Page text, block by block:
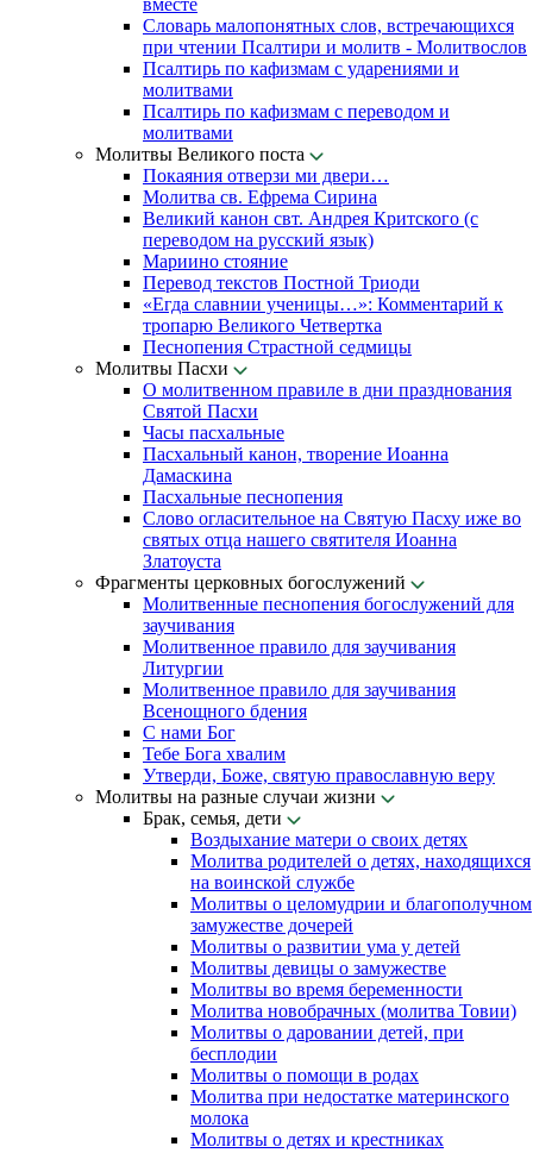
вместе
Словарь малопонятных слов, встречающихся
при чтении Псалтири и молитв - Молитвослов
Псалтирь по кафизмам с ударениями и
молитвами
Псалтирь по кафизмам с переводом и
молитвами
Молитвы Великого поста
Покаяния отверзи ми двери…
Молитва св. Ефрема Сирина
Великий канон свт. Андрея Критского (с
переводом на русский язык)
Мариино стояние
Перевод текстов Постной Триоди
«Егда славнии ученицы…»: Комментарий к
тропарю Великого Четвертка
Песнопения Страстной седмицы
Молитвы Пасхи
О молитвенном правиле в дни празднования
Святой Пасхи
Часы пасхальные
Пасхальный канон, творение Иоанна
Дамаскина
Пасхальные песнопения
Слово огласительное на Святую Пасху иже во
святых отца нашего святителя Иоанна
Златоуста
Фрагменты церковных богослужений
Молитвенные песнопения богослужений для
заучивания
Молитвенное правило для заучивания
Литургии
Молитвенное правило для заучивания
Всенощного бдения
С нами Бог
Тебе Бога хвалим
Утверди, Боже, святую православную веру
Молитвы на разные случаи жизни
Брак, семья, дети
Воздыхание матери о своих детях
Молитва родителей о детях, находящихся
на воинской службе
Молитвы о целомудрии и благополучном
замужестве дочерей
Молитвы о развитии ума у детей
Молитвы девицы о замужестве
Молитвы во время беременности
Молитва новобрачных (молитва Товии)
Молитвы о даровании детей, при
бесплодии
Молитвы о помощи в родах
Молитва при недостатке материнского
молока
Молитвы о детях и крестниках